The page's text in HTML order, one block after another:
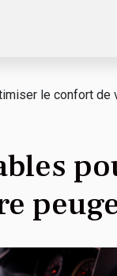
le confort de